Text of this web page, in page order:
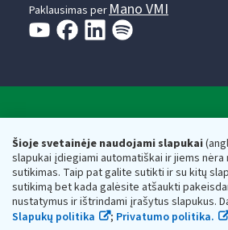
Šioje svetainėje naudojami slapukai
slapukai įdiegiami automatiškai ir jiems nėra
sutikimas. Taip pat galite sutikti ir su kitų
sutikimą bet kada galėsite atšaukti
nustatymus ir ištrindami įrašytus slapukus.
Slapukų politika
; Privatumo politika.
Paklausimas per Mano VMI
Respublikos finansų ministerijos
Biudžetinė įstaiga. Juridinio asmens kodas —
adresas: Vasario 16-osios g. 14, 01107
vmi@vmi.lt, E. pristatymo dėžutės adresas
Duomenys apie Valstybinę mokesčių
Respublikos finansų ministerijos kaupiami ir